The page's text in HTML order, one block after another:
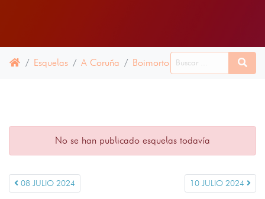
Esquelas A Coruña Boimorto 09 JULIO 2024
No se han publicado esquelas todavía
08 JULIO 2024 10 JULIO 2024